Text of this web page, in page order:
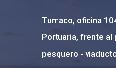
Tumaco, oficina
Portuaria, frente al
pesquero -